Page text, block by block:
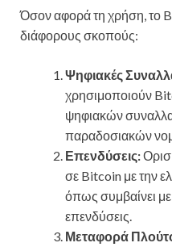
Όσον αφορά τη χρήση, το
διάφορους σκοπούς:
Ψηφιακές
χρησιμοποιούν
ψηφιακών
παραδοσιακών
Επενδύσεις:
σε Bitcoin με την
όπως συμβαίνει
επενδύσεις.
Μεταφορά